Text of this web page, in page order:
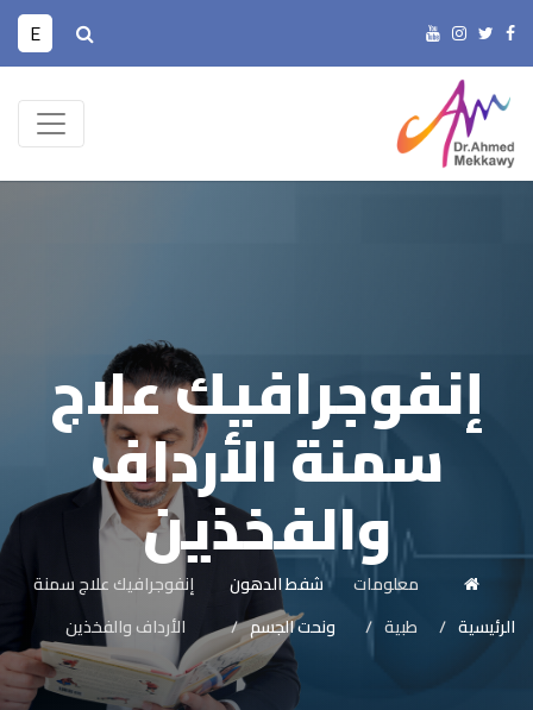
E
إنفوجرافيك علاج
سمنة الأرداف
والفخذين
الرئيسية
معلومات
طبية
شفط الدهون
ونحت الجسم
إنفوجرافيك علاج سمنة
الأرداف والفخذين